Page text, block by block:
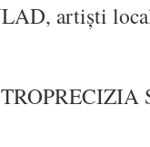
artiști